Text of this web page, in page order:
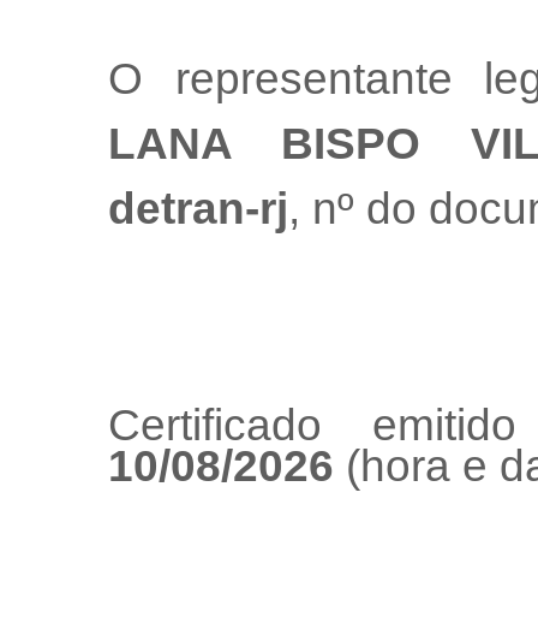
O representante
LANA BISPO
detran-rj, nº do
Certificado
10/08/2026 (hora e